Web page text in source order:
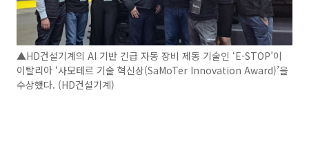
▲HD건설기계의 AI 기반 긴급 자동 장비 제동 기술인 ‘E-STOP’이
이탈리아 ‘사모테르 기술 혁신상(SaMoTer Innovation Award)’을
수상했다. (HD건설기계)